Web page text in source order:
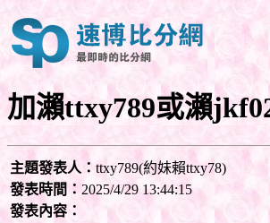
加瀨ttxy789或瀨
主題發表人： ttxy789(約妹賴ttxy78)
發表時間： 2025/4/29 13:44:15
發表內容：